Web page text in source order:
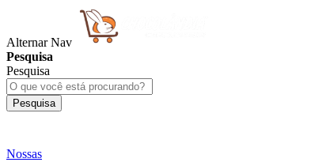
Alternar Nav
Pesquisa
Pesquisa
Pesquisa
Nossas